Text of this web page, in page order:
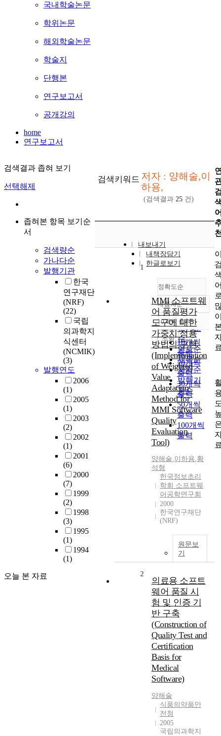
국내학술논문
학위논문
해외학술논문
학술지
단행본
연구보고서
공개강의
home
연구보고서
검색결과 좁혀 보기
선택해제
좁혀본 항목 보기순
서
검색량순
가나다순
발행기관
한국
연구재단
(NRF)
(22)
국립
의과학지
식센터
(NCMIK)
(3)
발행연도
2006
(1)
2005
(1)
2003
(2)
2002
(1)
2001
(6)
2000
(7)
1999
(2)
1998
(3)
1995
(1)
1994
(1)
오늘 본 자료
검색키워드 저자 : 양해술,이
하용,
(검색결과 25 건)
내보내기
내책장담기
한글로보기
정확도순
정확도
순
인기도
순
연도순
제목순
저자순
발행기
관순
내림차순
내림차순
10개씩 출력
10개씩
출력
20개씩
출력
30개씩
출력
50개씩
출력
100개씩
출력
조회
1
MMI 소프트웨
어 품질평가
도구에 대한
가중치 적용
방법의 구현
(Implementation
of Weighted
Value
Adaptation
Method for
MMI Software
Quality
Evaluation
Tool)
양해술,이하용,황
석형
한국정보초리
학회 소프트웨
어공학연구회
2000
한국연구재단
(NRF)
원문보
기
2
의료용 소프트
웨어 품질 시
험 및 인증 기
반 구축
(Construction of
Quality Test and
Certification
Basis for
Medical
Software)
양해술
식품의약품안
전청
2005
국립의과학지